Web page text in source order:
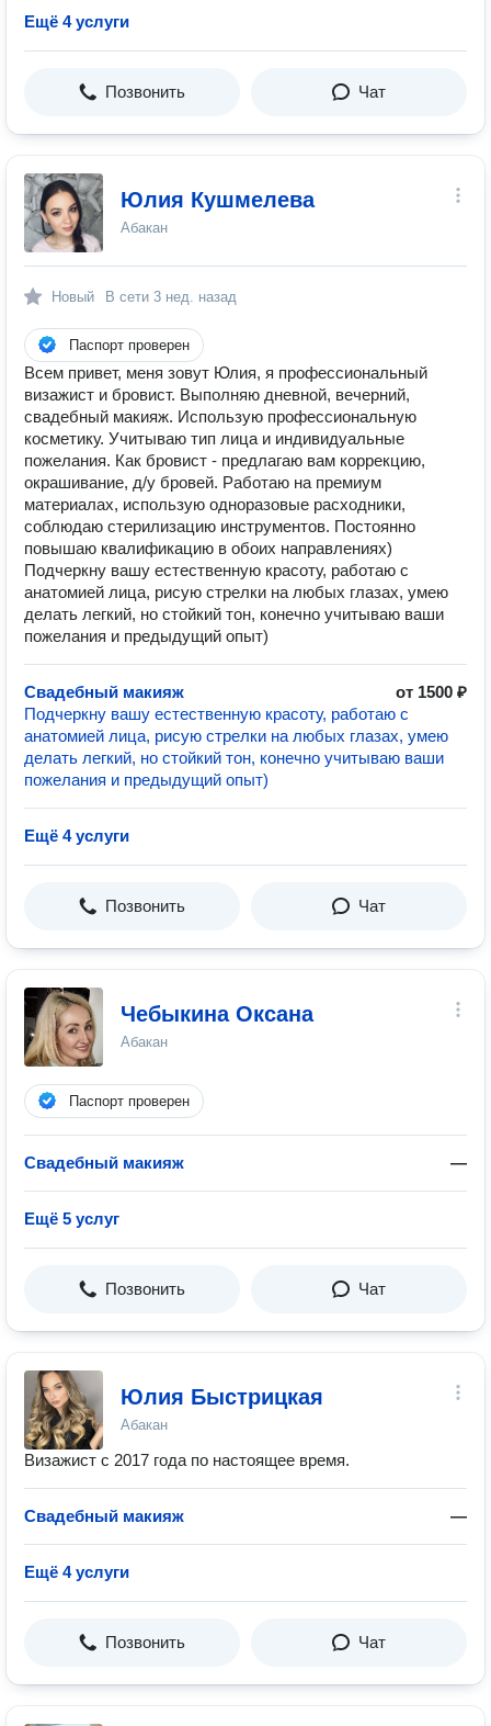
Ещё 4 услуги
Позвонить Чат
Юлия Кушмелева
Абакан
Новый В сети 3 нед. назад
Паспорт проверен
Всем привет, меня зовут Юлия, я профессиональный
визажист и бровист. Выполняю дневной, вечерний,
свадебный макияж. Использую профессиональную
косметику. Учитываю тип лица и индивидуальные
пожелания. Как бровист - предлагаю вам коррекцию,
окрашивание, д/у бровей. Работаю на премиум
материалах, использую одноразовые расходники,
соблюдаю стерилизацию инструментов. Постоянно
повышаю квалификацию в обоих направлениях)
Подчеркну вашу естественную красоту, работаю с
анатомией лица, рисую стрелки на любых глазах, умею
делать легкий, но стойкий тон, конечно учитываю ваши
пожелания и предыдущий опыт)
Свадебный макияж
от 1500 ₽
Подчеркну вашу естественную красоту, работаю с
анатомией лица, рисую стрелки на любых глазах, умею
делать легкий, но стойкий тон, конечно учитываю ваши
пожелания и предыдущий опыт)
Ещё 4 услуги
Позвонить Чат
Чебыкина Оксана
Абакан
Паспорт проверен
Свадебный макияж —
Ещё 5 услуг
Позвонить Чат
Юлия Быстрицкая
Абакан
Визажист с 2017 года по настоящее время.
Свадебный макияж —
Ещё 4 услуги
Позвонить Чат